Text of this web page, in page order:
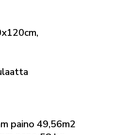
paino 49,56m2